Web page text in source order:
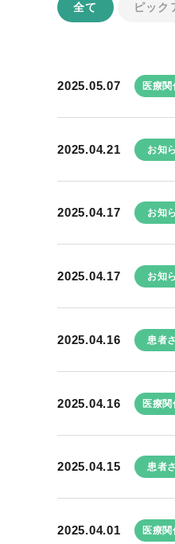
全て ピック
2025.05.07 医療関
2025.04.21 お知
2025.04.17 お知
2025.04.17 お知
2025.04.16 患者
2025.04.16 医療関
2025.04.15 患者
2025.04.01 医療関